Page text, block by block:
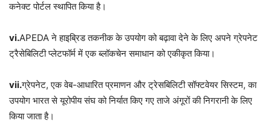
कनेक्ट पोर्टल स्थापित किया है।
vi.APEDA ने हाइब्रिड तकनीक के उपयोग को बढ़ावा देने के लिए अपने ग्रेपनेट
ट्रैसेबिलिटी प्लेटफॉर्म में एक ब्लॉकचेन समाधान को एकीकृत किया।
vii.ग्रेपनेट, एक वेब-आधारित प्रमाणन और ट्रेसबिलिटी सॉफ्टवेयर सिस्टम, का
उपयोग भारत से यूरोपीय संघ को निर्यात किए गए ताजे अंगूरों की निगरानी के लिए
किया जाता है।